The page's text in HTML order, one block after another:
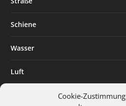
Cookie-Zustimmung
Schiene
Wasser
Luft